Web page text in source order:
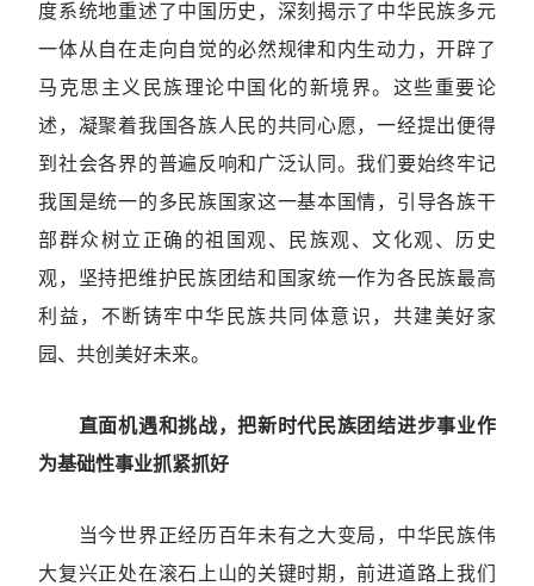
度系统地重述了中国历史，深刻揭示了中华民族多元
一体从自在走向自觉的必然规律和内生动力，开辟了
马克思主义民族理论中国化的新境界。这些重要论
述，凝聚着我国各族人民的共同心愿，一经提出便得
到社会各界的普遍反响和广泛认同。我们要始终牢记
我国是统一的多民族国家这一基本国情，引导各族干
部群众树立正确的祖国观、民族观、文化观、历史
观，坚持把维护民族团结和国家统一作为各民族最高
利益，不断铸牢中华民族共同体意识，共建美好家
园、共创美好未来。
直面机遇和挑战，把新时代民族团结进步事业作
为基础性事业抓紧抓好
当今世界正经历百年未有之大变局，中华民族伟
大复兴正处在滚石上山的关键时期，前进道路上我们